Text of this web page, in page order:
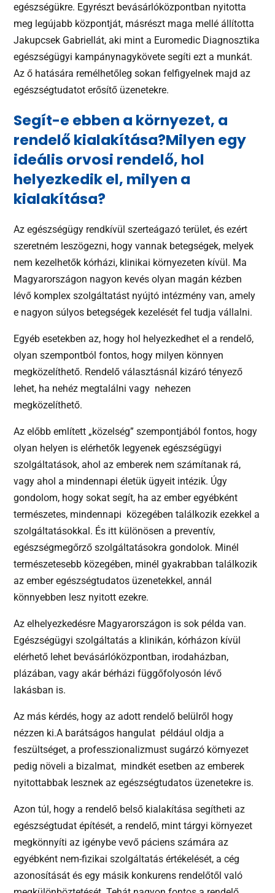
egészségükre. Egyrészt bevásárlóközpontban nyitotta
meg legújabb központját, másrészt maga mellé állította
Jakupcsek Gabriellát, aki mint a Euromedic Diagnosztika
egészségügyi kampánynagykövete segíti ezt a munkát.
Az ő hatására remélhetőleg sokan felfigyelnek majd az
egészségtudatot erősítő üzenetekre.
Segít-e ebben a környezet, a
rendelő kialakítása?Milyen egy
ideális orvosi rendelő, hol
helyezkedik el, milyen a
kialakítása?
Az egészségügy rendkívül szerteágazó terület, és ezért
szeretném leszögezni, hogy vannak betegségek, melyek
nem kezelhetők kórházi, klinikai környezeten kívül. Ma
Magyarországon nagyon kevés olyan magán kézben
lévő komplex szolgáltatást nyújtó intézmény van, amely
e nagyon súlyos betegségek kezelését fel tudja vállalni.
Egyéb esetekben az, hogy hol helyezkedhet el a rendelő,
olyan szempontból fontos, hogy milyen könnyen
megközelíthető. Rendelő választásnál kizáró tényező
lehet, ha nehéz megtalálni vagy nehezen
megközelíthető.
Az előbb említett „közelség” szempontjából fontos, hogy
olyan helyen is elérhetők legyenek egészségügyi
szolgáltatások, ahol az emberek nem számítanak rá,
vagy ahol a mindennapi életük ügyeit intézik. Úgy
gondolom, hogy sokat segít, ha az ember egyébként
természetes, mindennapi közegében találkozik ezekkel a
szolgáltatásokkal. És itt különösen a preventív,
egészségmegőrző szolgáltatásokra gondolok. Minél
természetesebb közegében, minél gyakrabban találkozik
az ember egészségtudatos üzenetekkel, annál
könnyebben lesz nyitott ezekre.
Az elhelyezkedésre Magyarországon is sok példa van.
Egészségügyi szolgáltatás a klinikán, kórházon kívül
elérhető lehet bevásárlóközpontban, irodaházban,
plázában, vagy akár bérházi függőfolyosón lévő
lakásban is.
Az más kérdés, hogy az adott rendelő belülről hogy
nézzen ki.A barátságos hangulat például oldja a
feszültséget, a professzionalizmust sugárzó környezet
pedig növeli a bizalmat, mindkét esetben az emberek
nyitottabbak lesznek az egészségtudatos üzenetekre is.
Azon túl, hogy a rendelő belső kialakítása segítheti az
egészségtudat építését, a rendelő, mint tárgyi környezet
megkönnyíti az igénybe vevő páciens számára az
egyébként nem-fizikai szolgáltatás értékelését, a cég
azonosítását és egy másik konkurens rendelőtől való